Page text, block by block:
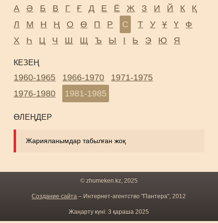
А Ә Б В Г Ғ Д Е Ё Ж З И Й К
Қ
Л
М Н Ң О Ө П Р С Т У Ұ Ү
Ф
Х
Һ Ц Ч Ш Щ Ъ Ы І Ь Э Ю Я
КЕЗЕҢ
1960-1965 1966-1970
1971-1975
1976-1980
1981-1985
ӨЛЕҢДЕР
Жарияланымдар табылған жоқ
© zhumeken.kz, 2025
Создание сайта – Интернет-агентство "Пантера", 2012
Жаңарту күні: 3 қараша 2025